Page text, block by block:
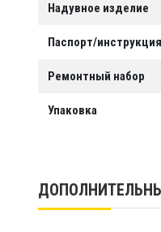
Надувное изделие
Паспорт/инструкция
Ремонтный набор
Упаковка